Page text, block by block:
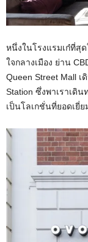
หนึ่งในโรงแรมเก๋ที่สุ
ใจกลางเมือง ย่าน
Queen Street Mall
Station ซึ่งพาเราเดิ
เป็นโลเกชั่นที่ยอดเยี่ย